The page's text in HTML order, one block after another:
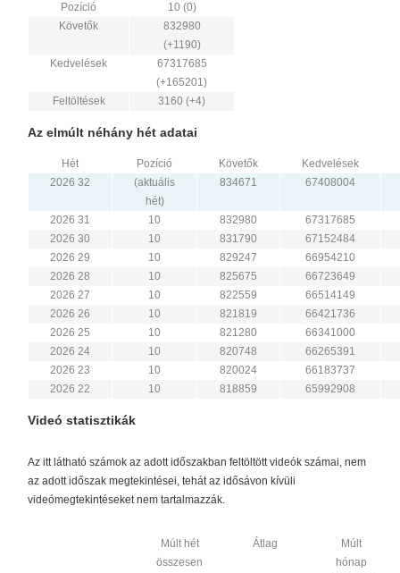
Pozíció
10 (0)
Követők
832980
(+1190)
Kedvelések
67317685
(+165201)
Feltöltések
3160 (+4)
Az elmúlt néhány hét adatai
Hét Pozíció Követők
Kedvelések
2026 32
(aktuális
hét)
834671 67408004
2026 31 10 832980
67317685
2026 30
10 831790
67152484
2026 29
10 829247
66954210
2026 28
10 825675
66723649
2026 27
10 822559
66514149
2026 26
10 821819
66421736
2026 25
10 821280
66341000
2026 24
10 820748
66265391
2026 23
10 820024
66183737
2026 22
10 818859 65992908
Videó statisztikák
Az itt látható számok az adott időszakban feltöltött videók számai, nem
az adott időszak megtekintései, tehát az idősávon kívüli
videómegtekintéseket nem tartalmazzák.
Múlt hét
összesen
Átlag
Múlt
hónap